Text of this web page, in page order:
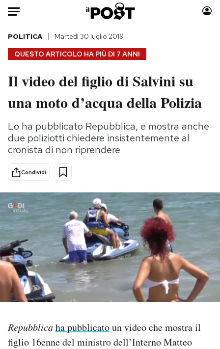
Auto
HOME
Italia
Politica
Tecnologia
Internet
Scienza
Cultura
Economia
Moda
Consumismi
Storie/Idee
Ok Boomer!
Mondiali calcio 2026
PODCAST
NEWSLETTER
I MIEI PREFERITI
SHOP
QUESTO ARTICOLO HA PIÙ DI 7 ANNI
POLITICA Martedì 30 luglio 2019
Il video del figlio di Salvini su
una moto d’acqua della Polizia
Lo ha pubblicato Repubblica, e mostra anche
due poliziotti chiedere insistentemente al
cronista di non riprendere
Condividi
Repubblicaha pubblicatoun video che mostra il
figlio 16enne del ministro dell’Interno Matteo